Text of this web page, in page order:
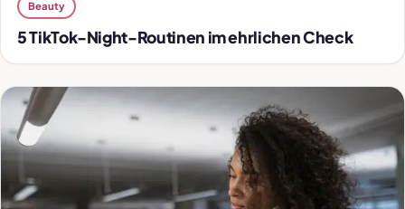
Beauty
5 TikTok-Night-Routinen im ehrlichen Check